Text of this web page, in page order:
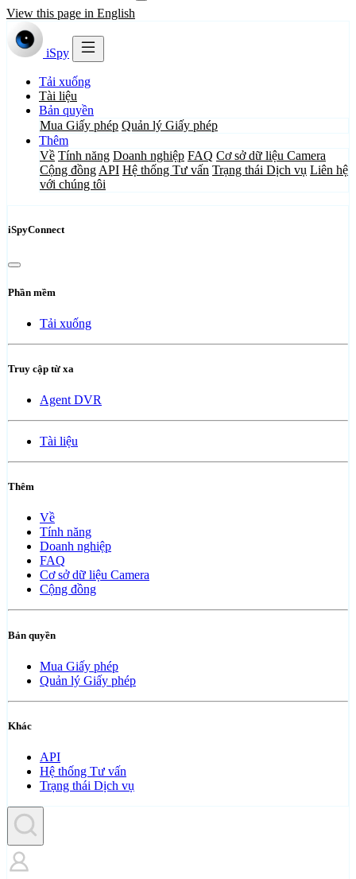
View this page in English
iSpy
Tải xuống
Tài liệu
Bản quyền
Mua Giấy phép Quản lý Giấy phép
Thêm
Về Tính năng Doanh nghiệp FAQ Cơ sở dữ liệu Camera
Cộng đồng API Hệ thống Tư vấn Trạng thái Dịch vụ Liên hệ
với chúng tôi
iSpyConnect
Phần mềm
Tải xuống
Truy cập từ xa
Agent DVR
Tài liệu
Thêm
Về
Tính năng
Doanh nghiệp
FAQ
Cơ sở dữ liệu Camera
Cộng đồng
Bản quyền
Mua Giấy phép
Quản lý Giấy phép
Khác
API
Hệ thống Tư vấn
Trạng thái Dịch vụ